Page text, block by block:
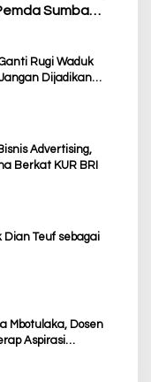
Sumba
Rugi Waduk
Dijadikan
Advertising,
Berkat KUR BRI
Teuf sebagai
Mbotulaka, Dosen
Aspirasi
Karang